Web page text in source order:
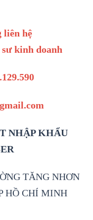
liên hệ
kinh doanh
NHẬP KHẨU
TĂNG NHƠN
HỒ CHÍ MINH